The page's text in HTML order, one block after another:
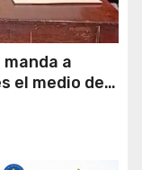
manda a
el medio de